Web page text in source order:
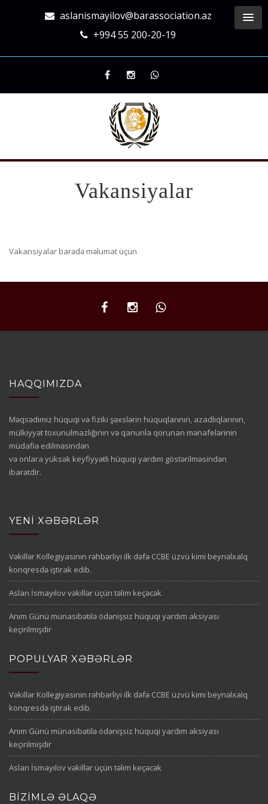
aslanismayilov@barassociation.az
+994 55 200-20-19
Vakansiyalar
Vakansiyalar barədə məlumat üçün
HAQQIMIZDA
Məqsədimiz hüquqi və fiziki şəxslərin hüquqlarının, azadlıqlarının,
mülkiyyət toxunulmazlığının və qanunla qorunan mənafelərinin
müdafiə edilməsindən
və onlara yüksək keyfiyyətli hüquqi yardım göstərilməsindən
ibarətdir.
YENI XƏBƏRLƏR
Vəkillər Kollegiyasının rəhbərliyi ilk dəfə CCBE üzvü kimi beynəlxalq
konqresdə iştirak edib.
Aslan İsmayılov vəkillər üçün təlim keçəcək
Anım Günü münasibətilə ödənişsiz hüquqi yardım aksiyası
keçirilmişdir
POPULYAR XƏBƏRLƏR
Vəkillər Kollegiyasının rəhbərliyi ilk dəfə CCBE üzvü kimi beynəlxalq
konqresdə iştirak edib.
Anım Günü münasibətilə ödənişsiz hüquqi yardım aksiyası
keçirilmişdir
Aslan İsmayılov vəkillər üçün təlim keçəcək
BIZIMLƏ ƏLAQƏ